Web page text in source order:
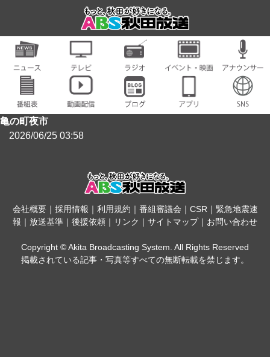
亀の町夜市
2026/06/25 03:58
会社概要｜ 採用情報 ｜ 利用規約 ｜ 番組審議会 ｜ CSR｜ 緊急地震速
報 ｜ 放送基準 ｜ 後援依頼 ｜ リンク ｜ サイトマップ｜ お問い合わせ
Copyright © Akita Broadcasting System. All Rights Reserved
掲載されている記事・写真等すべての無断転載を禁じます。